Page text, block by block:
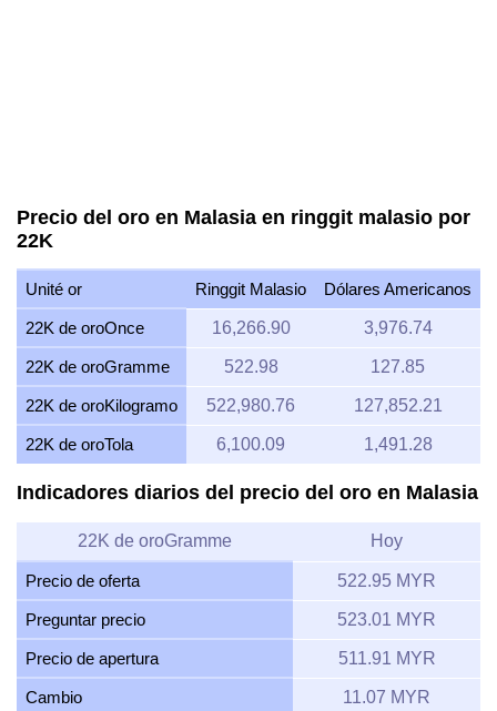
Precio del oro en Malasia en ringgit malasio por
22K
Unité or Ringgit Malasio Dólares Americanos
22K de oroOnce 16,266.90 3,976.74
22K de oroGramme 522.98 127.85
22K de oroKilogramo 522,980.76 127,852.21
22K de oroTola 6,100.09 1,491.28
Indicadores diarios del precio del oro en Malasia
22K de oroGramme Hoy
Precio de oferta 522.95 MYR
Preguntar precio 523.01 MYR
Precio de apertura 511.91 MYR
Cambio 11.07 MYR